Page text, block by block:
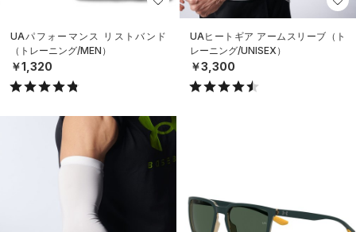
UAパフォーマンス リストバンド
（トレーニング/MEN）
￥1,320
UAヒートギア アームスリーブ（ト
レーニング/UNISEX）
￥3,300